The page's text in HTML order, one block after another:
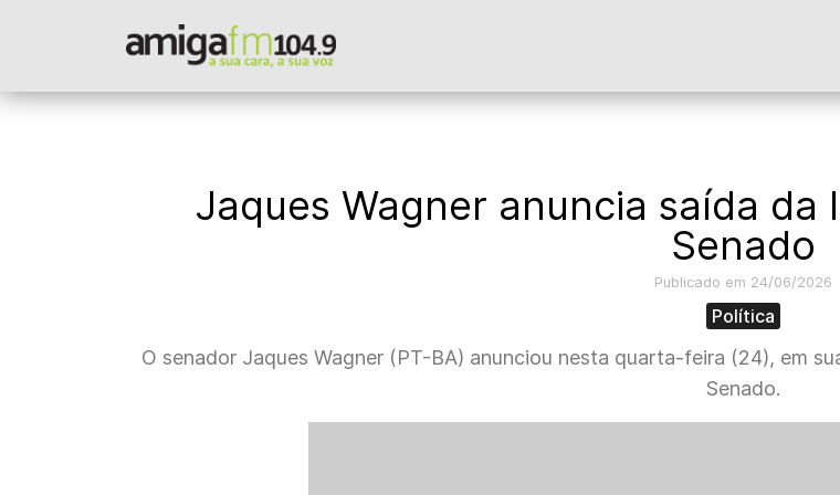
Jaques Wagner anuncia saída
Senado
Publicado em 24/06/2026
Política
O senador Jaques Wagner (PT-BA) anunciou nesta quarta-feira (24), em
Senado.